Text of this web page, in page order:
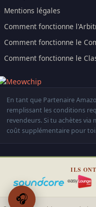
Mentions légales
Comment fonctionne
Comment fonctionne le
Comment fonctionne le
En tant que Partenaire
remplissant les conditions
revendeurs. Si tu achètes
coût supplémentaire pour
ILS
🎧